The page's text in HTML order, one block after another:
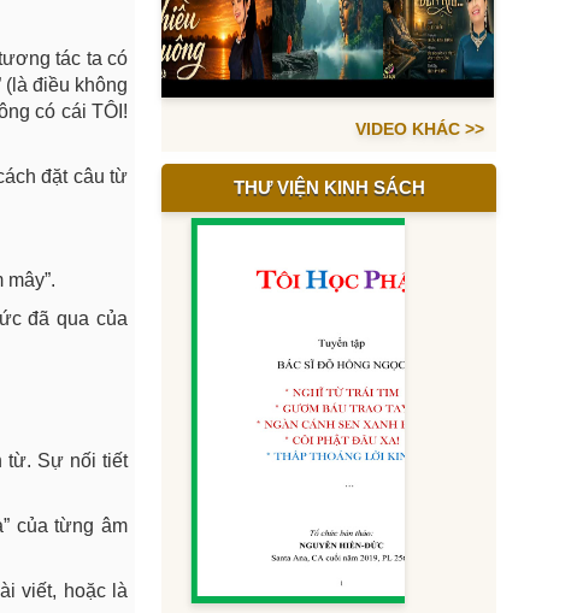
tác ta có
(là điều không
có cái TÔI!
đặt câu từ
đã qua của
từ. Sự nối tiết
của từng âm
viết, hoặc là
VIDEO KHÁC >>
THƯ VIỆN KINH SÁCH